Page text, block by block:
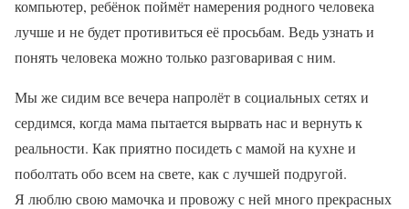
компьютер, ребёнок поймёт намерения родного человека
лучше и не будет противиться её просьбам. Ведь узнать и
понять человека можно только разговаривая с ним.
Мы же сидим все вечера напролёт в социальных сетях и
сердимся, когда мама пытается вырвать нас и вернуть к
реальности. Как приятно посидеть с мамой на кухне и
поболтать обо всем на свете, как с лучшей подругой.
Я люблю свою мамочка и провожу с ней много прекрасных